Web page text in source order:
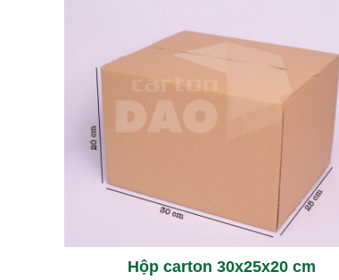
Hộp carton 30x25x20 cm